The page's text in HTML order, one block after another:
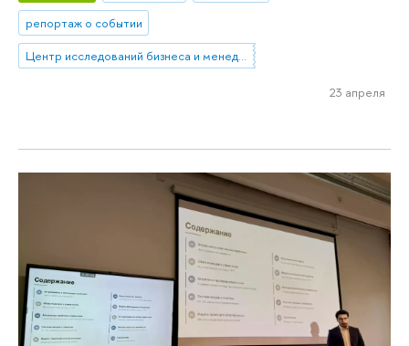
репортаж о событии
Центр исследований бизнеса и менеджмента в Азии
23 апреля